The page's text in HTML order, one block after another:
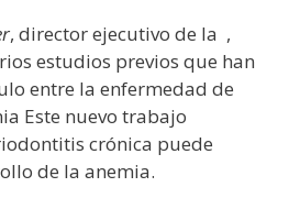
, director ejecutivo de la ,
estudios previos que han
entre la enfermedad de
Este nuevo trabajo
crónica puede
de la anemia.